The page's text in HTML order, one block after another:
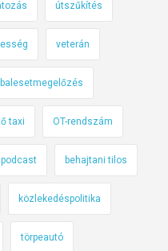
útszűkítés
veterán
balesetmegelőzés
taxi OT-rendszám
podcast behajtani tilos
közlekedéspolitika
törpeautó